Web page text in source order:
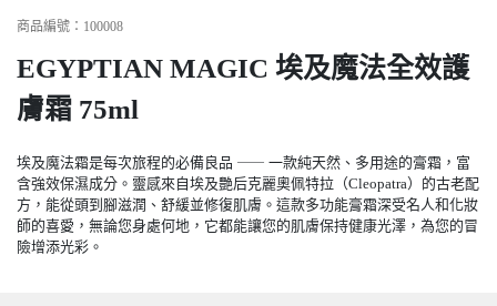
商品編號：100008
EGYPTIAN MAGIC 埃及魔法全效護
膚霜 75ml
埃及魔法霜是每次旅程的必備良品 ⸺ 一款純天然、多用途的膏霜，富
含強效保濕成分。靈感來自埃及艷后克麗奧佩特拉（Cleopatra）的古老配
方，能從頭到腳滋潤、舒緩並修復肌膚。這款多功能膏霜深受名人和化妝
師的喜愛，無論您身處何地，它都能讓您的肌膚保持健康光澤，為您的冒
險增添光彩。